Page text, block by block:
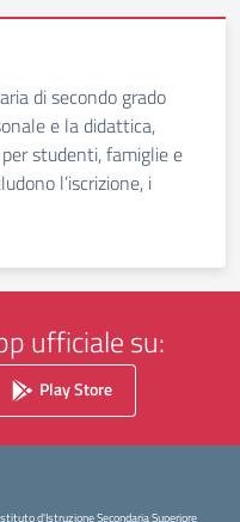
di secondo grado
e la didattica,
studenti, famiglie e
l’iscrizione, i
ufficiale su:
Play Store
d'Istruzione Secondaria Superiore